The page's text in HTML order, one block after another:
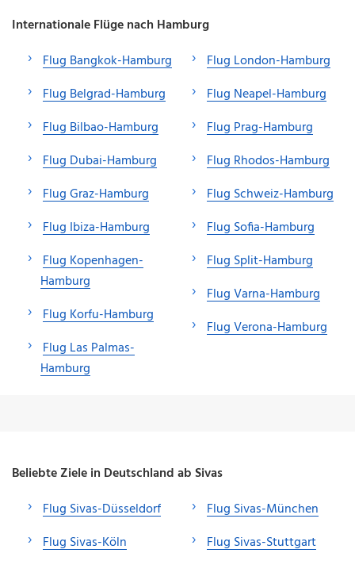
Internationale Flüge nach Hamburg
Flug Bangkok-Hamburg
Flug Belgrad-Hamburg
Flug Bilbao-Hamburg
Flug Dubai-Hamburg
Flug Graz-Hamburg
Flug Ibiza-Hamburg
Flug Kopenhagen-
Hamburg
Flug Korfu-Hamburg
Flug Las Palmas-
Hamburg
Flug London-Hamburg
Flug Neapel-Hamburg
Flug Prag-Hamburg
Flug Rhodos-Hamburg
Flug Schweiz-Hamburg
Flug Sofia-Hamburg
Flug Split-Hamburg
Flug Varna-Hamburg
Flug Verona-Hamburg
Beliebte Ziele in Deutschland ab Sivas
Flug Sivas-Düsseldorf
Flug Sivas-Köln
Flug Sivas-München
Flug Sivas-Stuttgart